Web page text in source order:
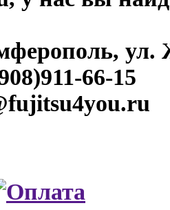
ул.
66-15